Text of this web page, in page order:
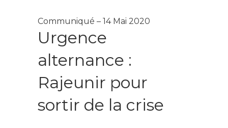
Communiqué – 14 Mai 2020
Urgence
alternance :
Rajeunir pour
sortir de la crise